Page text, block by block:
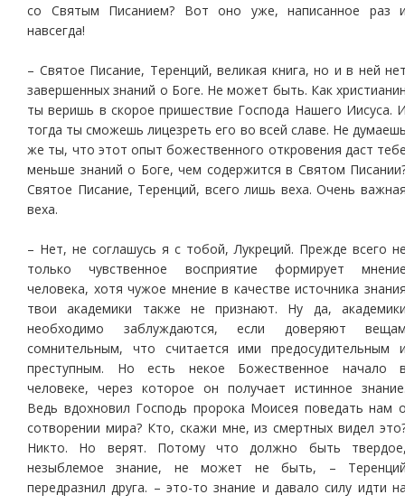
со Святым Писанием? Вот оно уже, написанное раз
навсегда!
– Святое Писание, Теренций, великая книга, но и в ней
завершенных знаний о Боге. Не может быть. Как
ты веришь в скорое пришествие Господа Нашего Иисуса.
тогда ты сможешь лицезреть его во всей славе. Не
же ты, что этот опыт божественного откровения даст
меньше знаний о Боге, чем содержится в Святом
Святое Писание, Теренций, всего лишь веха. Очень
веха.
– Нет, не соглашусь я с тобой, Лукреций. Прежде всего
только чувственное восприятие формирует
человека, хотя чужое мнение в качестве источника
твои академики также не признают. Ну да,
необходимо заблуждаются, если доверяют
сомнительным, что считается ими предосудительным
преступным. Но есть некое Божественное начало
человеке, через которое он получает истинное
Ведь вдохновил Господь пророка Моисея поведать нам
сотворении мира? Кто, скажи мне, из смертных видел
Никто. Но верят. Потому что должно быть
незыблемое знание, не может не быть, –
передразнил друга. – это-то знание и давало силу идти